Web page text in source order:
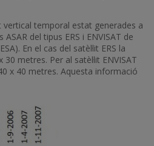
vertical temporal estat generades a
del tipus ERS i ENVISAT de
En el cas del satèl·lit ERS la
metres. Per al satèl·lit ENVISAT
x 40 metres. Aquesta informació